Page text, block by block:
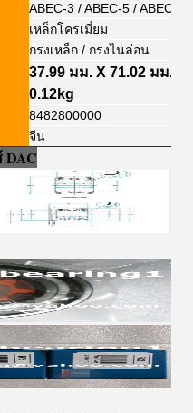
ABEC-3 / ABEC-5 / ABEC-7
เหล็กโครเมี่ยม
กรงเหล็ก / กรงไนล่อน
37.99 มม. X 71.02 มม. X
0.12kg
8482800000
จีน